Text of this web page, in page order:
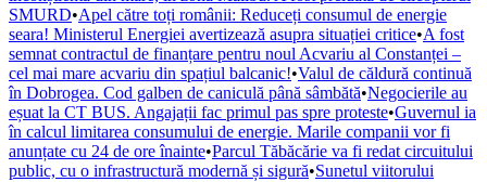
SMURD•Apel către toți românii: Reduceți consumul de energie
seara! Ministerul Energiei avertizează asupra situației critice•A fost
semnat contractul de finanțare pentru noul Acvariu al Constanței –
cel mai mare acvariu din spațiul balcanic!•Valul de căldură continuă
în Dobrogea. Cod galben de caniculă până sâmbătă•Negocierile au
eșuat la CT BUS. Angajații fac primul pas spre proteste•Guvernul ia
în calcul limitarea consumului de energie. Marile companii vor fi
anunțate cu 24 de ore înainte•Parcul Tăbăcărie va fi redat circuitului
public, cu o infrastructură modernă și sigură•Sunetul viitorului